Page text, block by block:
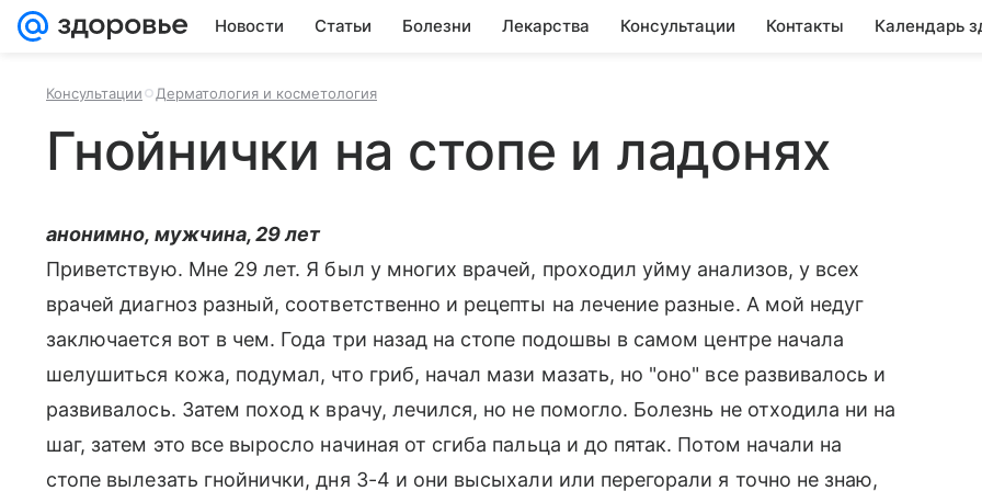
Новости Статьи Болезни Лекарства Консультации Контакты Календарь
Консультации Дерматология и косметология
Гнойнички на стопе и ладонях
анонимно, мужчина, 29 лет
Приветствую. Мне 29 лет. Я был у многих врачей, проходил уйму анализов, у всех
врачей диагноз разный, соответственно и рецепты на лечение разные. А мой недуг
заключается вот в чем. Года три назад на стопе подошвы в самом центре начала
шелушиться кожа, подумал, что гриб, начал мази мазать, но "оно" все развивалось и
развивалось. Затем поход к врачу, лечился, но не помогло. Болезнь не отходила ни на
шаг, затем это все выросло начиная от сгиба пальца и до пятак. Потом начали на
стопе вылезать гнойнички, дня 3-4 и они высыхали или перегорали я точно не знаю,